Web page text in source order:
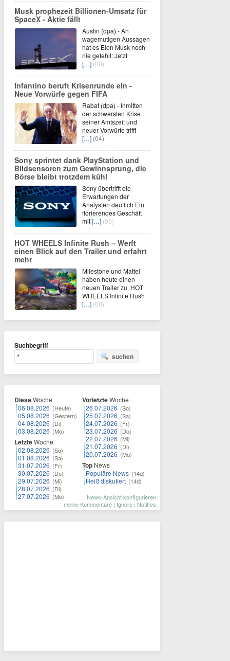
Musk prophezeit Billionen-Umsatz für
SpaceX - Aktie fällt
Austin (dpa) - An
wagemutigen Aussagen
hat es Elon Musk noch
nie gefehlt: Jetzt
[…] (00)
Infantino beruft Krisenrunde ein -
Neue Vorwürfe gegen FIFA
Rabat (dpa) - Inmitten
der schwersten Krise
seiner Amtszeit und
neuer Vorwürfe trifft
[…] (04)
Sony sprintet dank PlayStation und
Bildsensoren zum Gewinnsprung, die
Börse bleibt trotzdem kühl
Sony übertrifft die
Erwartungen der
Analysten deutlich Ein
florierendes Geschäft
mit[…] (00)
HOT WHEELS Infinite Rush – Werft
einen Blick auf den Trailer und erfahrt
mehr
Milestone und Mattel
haben heute einen
neuen Trailer zu HOT
WHEELS Infinite Rush
[…] (00)
Suchbegriff
suchen
DieseWoche
06.08.2026 (Heute)
05.08.2026 (Gestern)
04.08.2026 (Di)
03.08.2026 (Mo)
LetzteWoche
02.08.2026 (So)
01.08.2026 (Sa)
31.07.2026 (Fr)
30.07.2026 (Do)
29.07.2026 (Mi)
28.07.2026 (Di)
27.07.2026 (Mo)
VorletzteWoche
26.07.2026 (So)
25.07.2026 (Sa)
24.07.2026 (Fr)
23.07.2026 (Do)
22.07.2026 (Mi)
21.07.2026 (Di)
20.07.2026 (Mo)
Top News
Populäre News (14d)
Heiß diskutiert (14d)
News-Ansicht konfigurieren
meine Kommentare | Ignore | Notifies